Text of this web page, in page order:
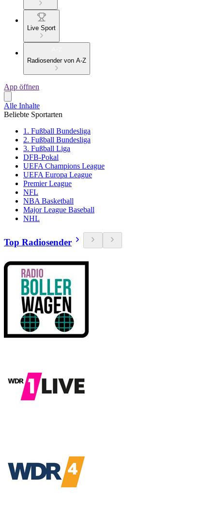
Live Sport
Radiosender von A-Z
App öffnen
Alle Inhalte
Beliebte Sportarten
1. Fußball Bundesliga
2. Fußball Bundesliga
3. Fußball Liga
DFB-Pokal
UEFA Champions League
UEFA Europa League
Premier League
NFL
NBA Basketball
Major League Baseball
NHL
Top Radiosender